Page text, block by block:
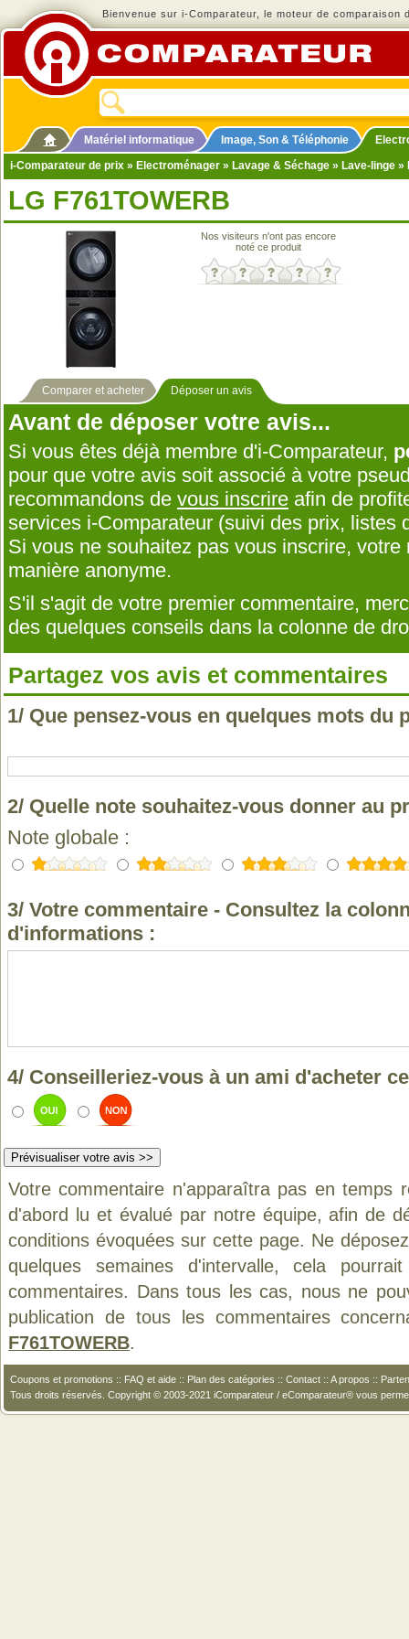
Bienvenue sur i-Comparateur, le moteur de comparaison
Matériel informatique Image, Son & Téléphonie
i-Comparateur de prix » Electroménager » Lavage & Séchage » Lave-linge »
LG F761TOWERB
Nos visiteurs n'ont pas encore
noté ce produit
Comparer et acheter Déposer un avis
Avant de déposer votre avis...
Si vous êtes déjà membre d'i-Comparateur,
pour que votre avis soit associé à votre
recommandons de vous inscrire afin de
services i-Comparateur (suivi des prix, listes
Si vous ne souhaitez pas vous inscrire,
manière anonyme.
S'il s'agit de votre premier commentaire,
des quelques conseils dans la colonne de
Partagez vos avis et commentaires
1/ Que pensez-vous en quelques mots du
2/ Quelle note souhaitez-vous donner au
Note globale :
3/ Votre commentaire - Consultez la
d'informations :
4/ Conseilleriez-vous à un ami d'acheter
Votre commentaire n'apparaîtra pas en temps
d'abord lu et évalué par notre équipe, afin de
conditions évoquées sur cette page. Ne
quelques semaines d'intervalle, cela
commentaires. Dans tous les cas, nous ne
publication de tous les commentaires
F761TOWERB.
Coupons et promotions :: FAQ et aide :: Plan des catégories :: Contact :: A propos ::
Tous droits réservés. Copyright © 2003-2021 iComparateur / eComparateur® vous